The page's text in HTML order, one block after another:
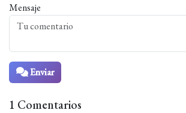
Mensaje
Enviar
1 Comentarios